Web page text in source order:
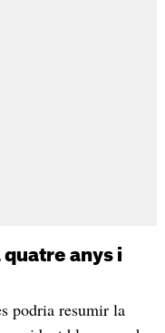
anys i
podria resumir la